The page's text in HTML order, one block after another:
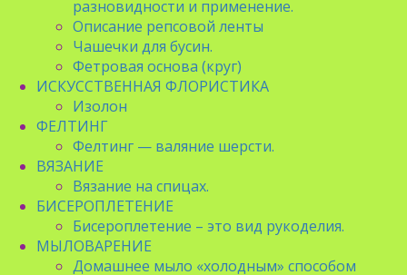
разновидности и применение.
Описание репсовой ленты
Чашечки для бусин.
Фетровая основа (круг)
ИСКУССТВЕННАЯ ФЛОРИСТИКА
Изолон
ФЕЛТИНГ
Фелтинг — валяние шерсти.
ВЯЗАНИЕ
Вязание на спицах.
БИСЕРОПЛЕТЕНИЕ
Бисероплетение – это вид рукоделия.
МЫЛОВАРЕНИЕ
Домашнее мыло «холодным» способом